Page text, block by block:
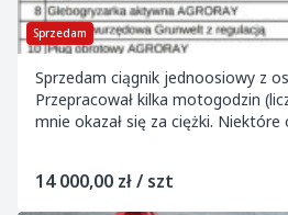
Sprzedam
Sprzedam ciągnik jednoosiowy z
Przepracował kilka motogodzin
mnie okazał się za ciężki.
14 000,00 zł / szt